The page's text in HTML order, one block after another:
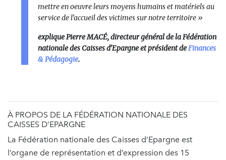
mettre en oeuvre leurs moyens humains et matériels au
service de l’accueil des victimes sur notre territoire »
explique Pierre MACÉ, directeur général de la Fédération
nationale des Caisses d’Epargne et président deFinances
& Pédagogie.
À PROPOS DE LA FÉDÉRATION NATIONALE DES
CAISSES D’EPARGNE
La Fédération nationale des Caisses d’Epargne est
l’organe de représentation et d’expression des 15